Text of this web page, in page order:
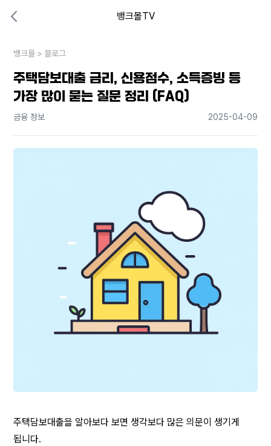
뱅크몰TV
내 상황엔 어떤 방법이 있을까?
뱅크몰 > 블로그
주택담보대출 금리, 신용점수, 소득증빙 등
가장 많이 묻는 질문 정리 (FAQ)
금융 정보 2025-04-09
주택담보대출을 알아보다 보면 생각보다 많은 의문이 생기게
됩니다.